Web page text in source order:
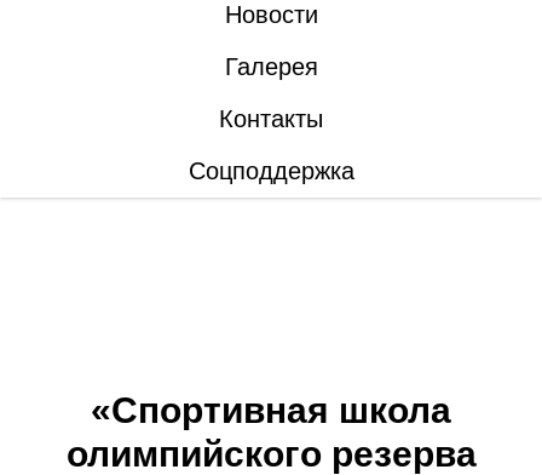
Новости
Галерея
Контакты
Соцподдержка
«Спортивная школа
олимпийского резерва